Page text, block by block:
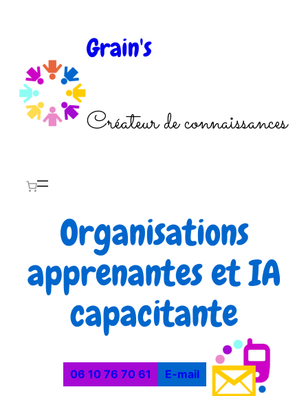
Grain's
Créateur de connaissances
Organisations
apprenantes et IA
capacitante
06 10 76 70 61 E-mail